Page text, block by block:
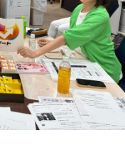
でのライブは特別な
いて、それもうれし
たし（笑）。あと、
チーズケーキも食べ
、私の親戚の皆さん
れも食べた！ メンバ